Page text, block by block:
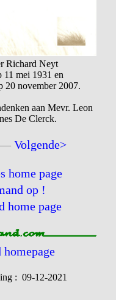
Richard Neyt
11 mei 1931 en
20 november 2007.
aan Mevr. Leon
De Clerck.
Volgende>
home page
op !
home page
: 09-12-2021